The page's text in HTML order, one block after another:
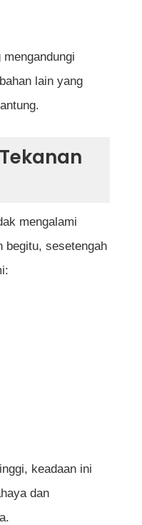
lain yang
mengalami
begitu, sesetengah
keadaan ini
dan